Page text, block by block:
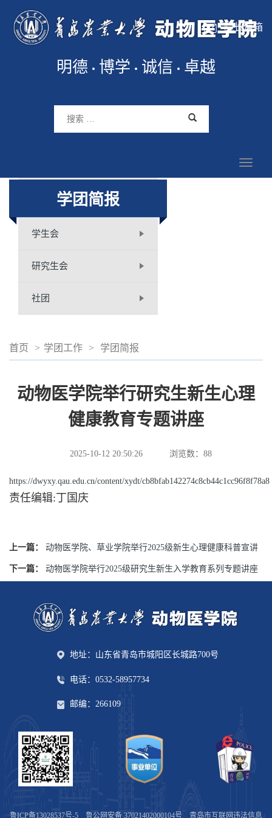
院长信箱
明德 博学 诚信 卓越
学团简报
学生会
研究生会
社团
首页 > 学团工作 > 学团简报
动物医学院举行研究生新生心理
健康教育专题讲座
2025-10-12 20:50:26 浏览数： 88
https://dwyxy.qau.edu.cn/content/xydt/cb8bfab142274c8cb44c1cc96f8f78a8
责任编辑:丁国庆
上一篇： 动物医学院、草业学院举行2025级新生心理健康科普宣讲
下一篇： 动物医学院举行2025级研究生新生入学教育系列专题讲座
地址：山东省青岛市城阳区长城路700号
电话：0532-58957734
邮编：266109
鲁ICP备13028537号-5 鲁公网安备 37021402000104号 青岛市互联网违法信息